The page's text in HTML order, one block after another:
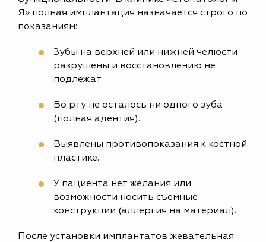
Я» полная имплантация назначается строго по
показаниям:
Зубы на верхней или нижней челюсти
разрушены и восстановлению не
подлежат.
Во рту не осталось ни одного зуба
(полная адентия).
Выявлены противопоказания к костной
пластике.
У пациента нет желания или
возможности носить съемные
конструкции (аллергия на материал).
После установки имплантатов жевательная